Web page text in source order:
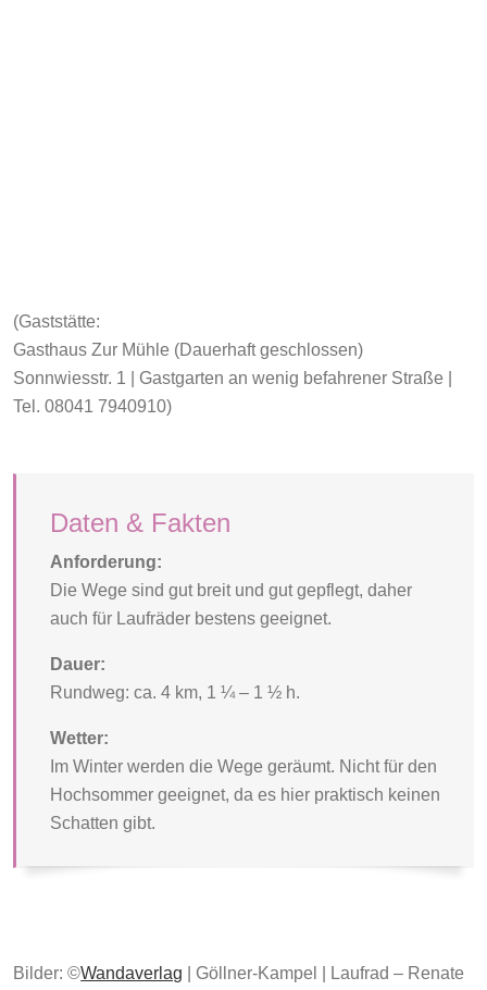
(Gaststätte:
Gasthaus Zur Mühle (Dauerhaft geschlossen)
Sonnwiesstr. 1 | Gastgarten an wenig befahrener Straße |
Tel. 08041 7940910)
Daten & Fakten
Anforderung:
Die Wege sind gut breit und gut gepflegt, daher
auch für Laufräder bestens geeignet.
Dauer:
Rundweg: ca. 4 km, 1 ¼ – 1 ½ h.
Wetter:
Im Winter werden die Wege geräumt. Nicht für den
Hochsommer geeignet, da es hier praktisch keinen
Schatten gibt.
Bilder: ©Wandaverlag | Göllner-Kampel | Laufrad – Renate